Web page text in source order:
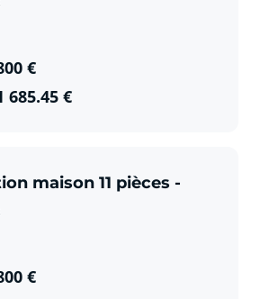
€
685.45 €
maison 11 pièces -
€